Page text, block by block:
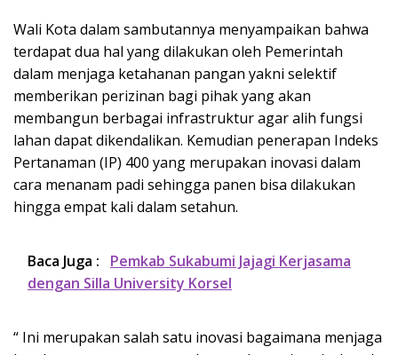
Wali Kota dalam sambutannya menyampaikan bahwa
terdapat dua hal yang dilakukan oleh Pemerintah
dalam menjaga ketahanan pangan yakni selektif
memberikan perizinan bagi pihak yang akan
membangun berbagai infrastruktur agar alih fungsi
lahan dapat dikendalikan. Kemudian penerapan Indeks
Pertanaman (IP) 400 yang merupakan inovasi dalam
cara menanam padi sehingga panen bisa dilakukan
hingga empat kali dalam setahun.
Baca Juga :
Pemkab Sukabumi Jajagi Kerjasama
dengan Silla University Korsel
“ Ini merupakan salah satu inovasi bagaimana menjaga